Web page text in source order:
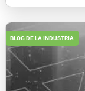
BLOG DE LA INDUSTRIA